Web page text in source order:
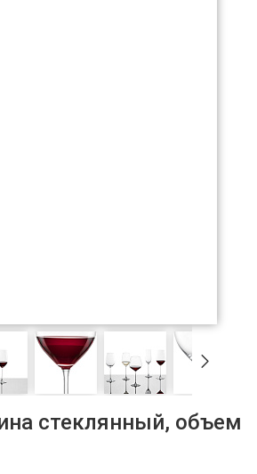
стеклянный, объем